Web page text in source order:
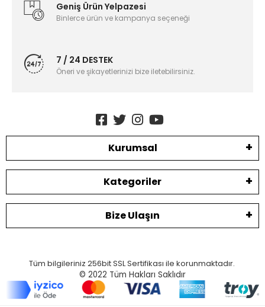
Geniş Ürün Yelpazesi
Binlerce ürün ve kampanya seçeneği
7 / 24 DESTEK
Öneri ve şikayetlerinizi bize iletebilirsiniz.
Kurumsal
Kategoriler
Bize Ulaşın
Tüm bilgileriniz 256bit SSL Sertifikası ile korunmaktadır.
© 2022 Tüm Hakları Saklıdır